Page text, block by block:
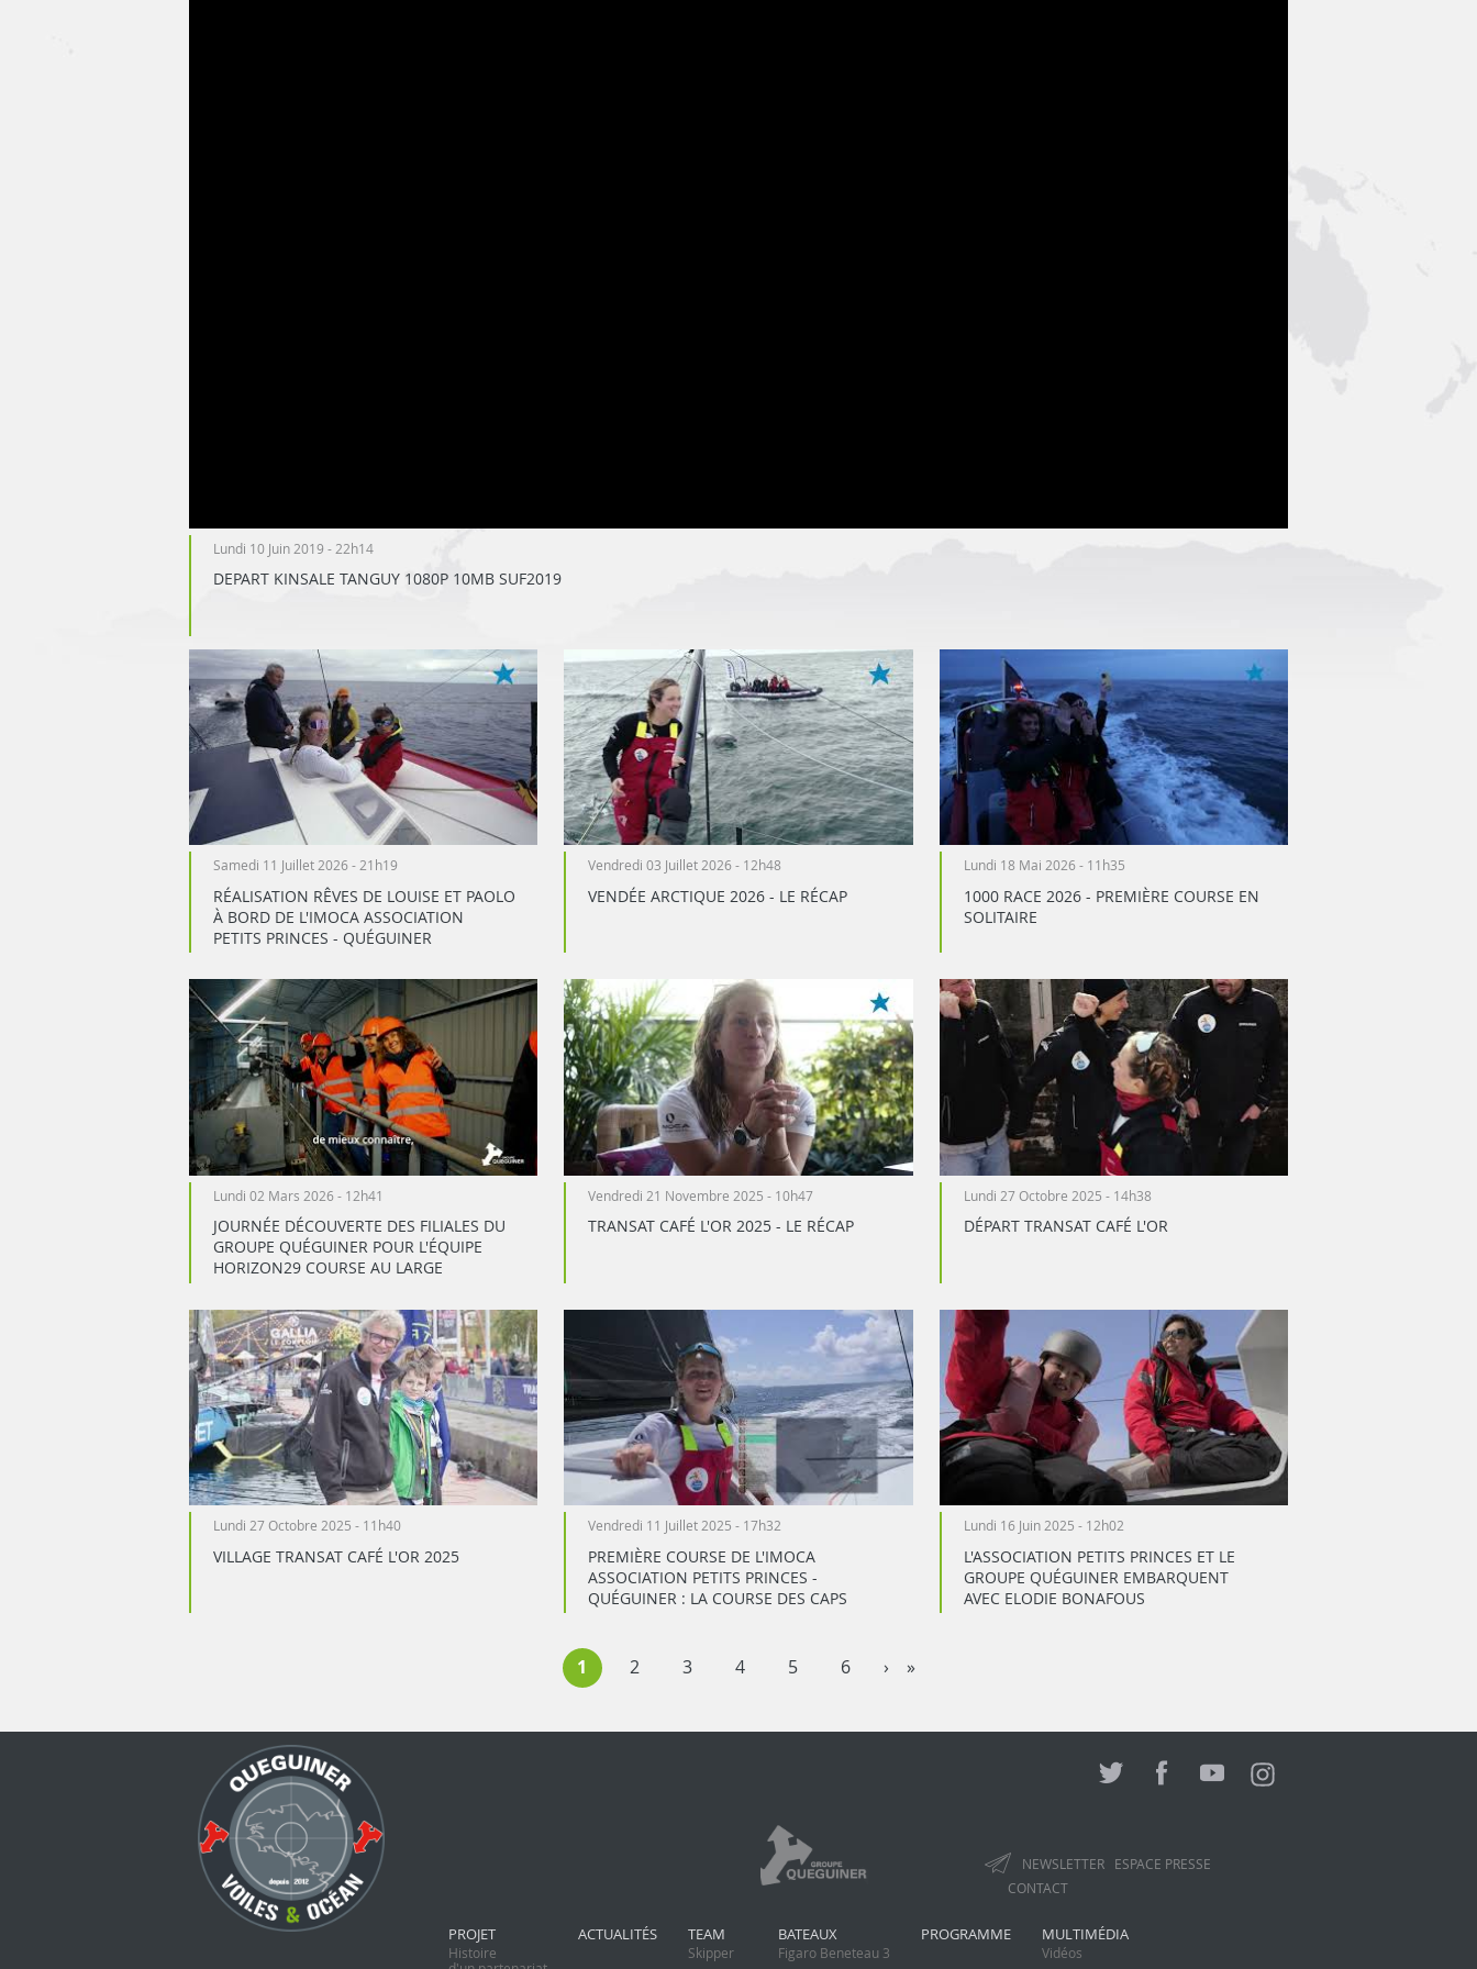
Lundi 10 Juin 2019 - 22h14
DEPART KINSALE TANGUY 1080P 10MB SUF2019
Samedi 11 Juillet 2026 - 21h19
RÉALISATION RÊVES DE LOUISE ET PAOLO
À BORD DE L'IMOCA ASSOCIATION
PETITS PRINCES - QUÉGUINER
Vendredi 03 Juillet 2026 - 12h48
VENDÉE ARCTIQUE 2026 - LE RÉCAP
Lundi 18 Mai 2026 - 11h35
1000 RACE 2026 - PREMIÈRE COURSE EN
SOLITAIRE
Lundi 02 Mars 2026 - 12h41
JOURNÉE DÉCOUVERTE DES FILIALES DU
GROUPE QUÉGUINER POUR L'ÉQUIPE
HORIZON29 COURSE AU LARGE
Vendredi 21 Novembre 2025 - 10h47
TRANSAT CAFÉ L'OR 2025 - LE RÉCAP
Lundi 27 Octobre 2025 - 14h38
DÉPART TRANSAT CAFÉ L'OR
Lundi 27 Octobre 2025 - 11h40
VILLAGE TRANSAT CAFÉ L'OR 2025
Vendredi 11 Juillet 2025 - 17h32
PREMIÈRE COURSE DE L'IMOCA
ASSOCIATION PETITS PRINCES -
QUÉGUINER : LA COURSE DES CAPS
Lundi 16 Juin 2025 - 12h02
L'ASSOCIATION PETITS PRINCES ET LE
GROUPE QUÉGUINER EMBARQUENT
AVEC ELODIE BONAFOUS
1 2 3 4 5 6 › »
PROJET
Histoire
ACTUALITÉS TEAM
Skipper
BATEAUX
Figaro Beneteau 3
PROGRAMME MULTIMÉDIA
Vidéos
NEWSLETTER
ESPACE PRESSE
CONTACT